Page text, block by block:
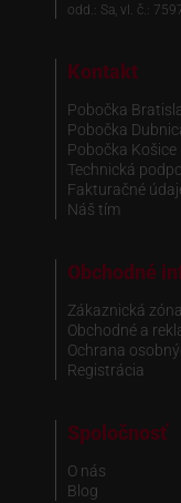
odd.: Sa, vl. č.:
Kontakt
Pobočka
Pobočka
Pobočka Košice
Technická
Fakturačné
Náš tím
Obchodné
Zákaznická zóna
Obchodné a
Ochrana
Registrácia
Spoločnosť
O nás
Blog